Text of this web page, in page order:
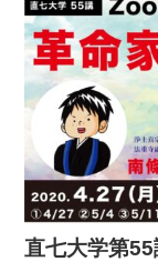
直七大学第